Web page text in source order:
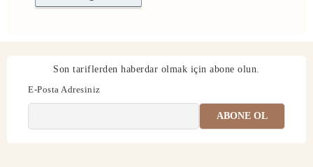
Son tariflerden haberdar olmak için abone olun.
E-Posta Adresiniz